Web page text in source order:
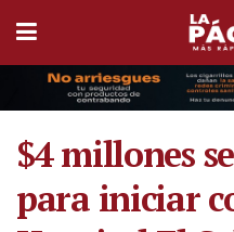
$4 millones
para iniciar